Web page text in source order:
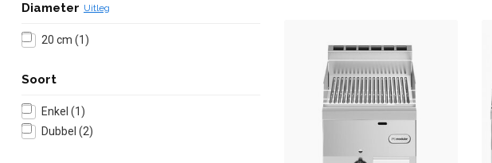
Diameter Uitleg
20 cm (1)
Soort
Enkel (1)
Dubbel (2)